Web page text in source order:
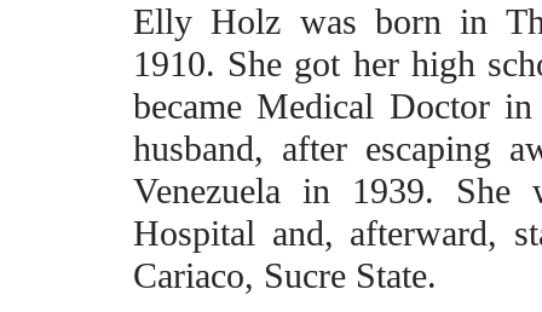
Elly Holz was born in
1910. She got her high
became Medical Doctor
husband, after escaping
Venezuela in 1939. She
Hospital and, afterward,
Cariaco, Sucre State.